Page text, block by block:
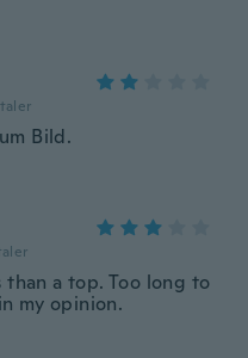
Bild.
a top. Too long to
my opinion.